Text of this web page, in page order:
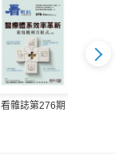
看雜誌第276期